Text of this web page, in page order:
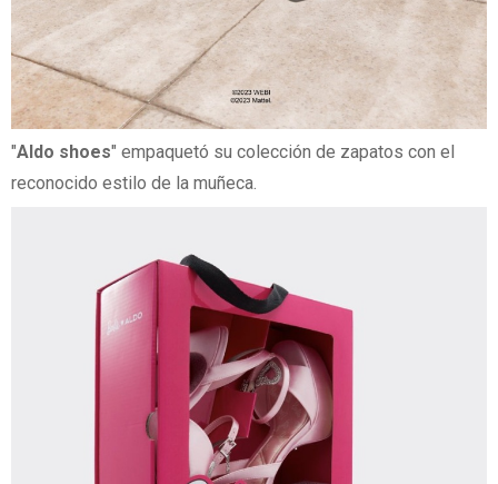
"Aldo shoes" empaquetó su colección de zapatos con el
reconocido estilo de la muñeca.